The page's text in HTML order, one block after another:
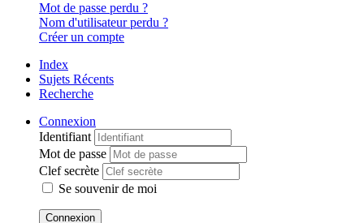
Mot de passe perdu ?
Nom d'utilisateur perdu ?
Créer un compte
Index
Sujets Récents
Recherche
Connexion
Identifiant
Mot de passe
Clef secrète
Se souvenir de moi
Connexion